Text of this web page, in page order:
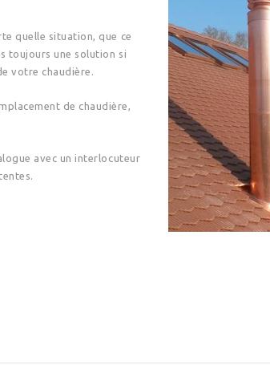
quelle situation, que ce
toujours une solution si
votre chaudière.
de chaudière,
avec un interlocuteur